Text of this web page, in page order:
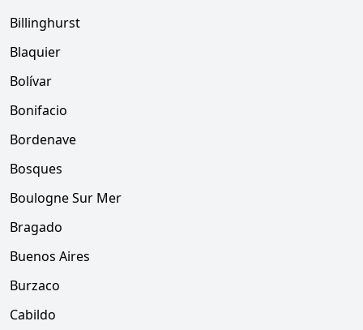
Billinghurst
Blaquier
Bolívar
Bonifacio
Bordenave
Bosques
Boulogne Sur Mer
Bragado
Buenos Aires
Burzaco
Cabildo